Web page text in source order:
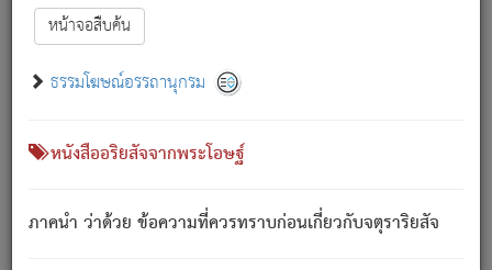
หน้าจอสืบค้น
ธรรมโฆษณ์อรรถานุกรม
หนังสืออริยสัจจากพระโอษฐ์
ภาคนำ ว่าด้วย ข้อความที่ควรทราบก่อนเกี่ยวกับจตุราริยสัจ
Font :15 ]||
สัตว์โลกนี้ เกิดความเดือดร้อนแล้ว มีผัสสะบังหน้า
เขาสำคัญสิ่งใด โดยความเป็นประการใด แต่สิ่งนั้นย่อมเป็น
(ตามที่เป็นจริง) โดยประการอื่นจากที่เขาสำคัญนั้น
สัตว์โลกติดข้องอยู่ในภพ ถูกภพบังหน้าแล้ว มีภพโดยความ
เป็นอย่างอื่น (จากที่มันเป็นอยู่จริง) จึงได้เพลิดเพลินยิ่งนักในภพ